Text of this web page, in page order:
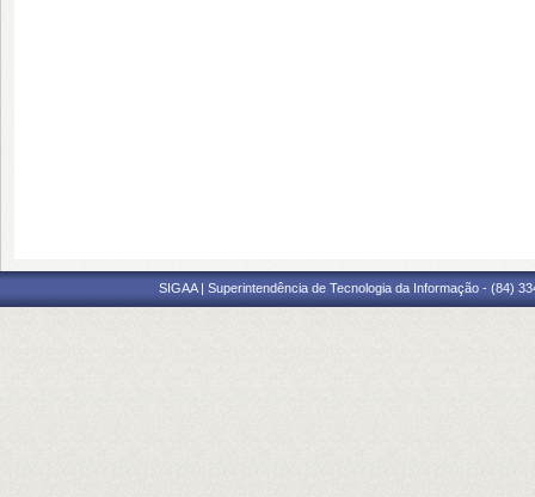
SIGAA | Superintendência de Tecnologia da Informação - (84)